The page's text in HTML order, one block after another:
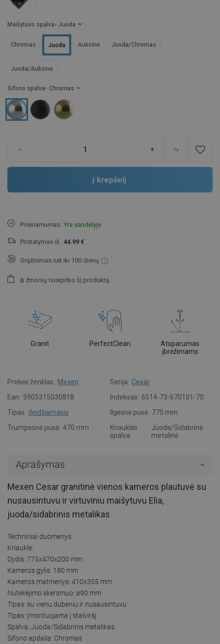
Sifono spalva - Chromas
Maišytuvo spalva - Juoda
Juoda
Chromas Auksinė Juoda/Chromas
Juoda/Auksinė
- + favorite_border
Į krepšelį
Prieinamumas: Yra sandėlyje
Pristatymas iš: 44.99 €
Grąžinimas net iki 100 dienų
0 žmonių nusipirko šį produktą.
Granit PerfectClean
Atsparumas
įbrėžimams
Prekės ženklas: Mexen Serija: Cesar
Ean: 5905315030818 Indeksas: 6514-73-670101-70
Tipas: Įleidžiamasis Ilgesnė pusė: 775 mm
Trumpesnė pusė: 470 mm
Kriauklės
spalva:
Juoda/Sidabrinė
metalinė
Aprašymas
Mexen Cesar granitinė vienos kameros plautuvė su
nusausintuvu ir virtuviniu maišytuvu Elia,
juoda/sidabrinis metalikas
Techniniai duomenys:
Kriauklė:
Dydis: 775x470x200 mm
Kameros gylis: 180 mm
Kameros matmenys: 410x355 mm
Nutekėjimo skersmuo: ø90 mm
Tipas: su vienu dubeniu ir nusausintuvu
Tipas: Įmontuojama į stalviršį
Spalva: Juoda/Sidabrinis metalikas
Sifono apdaila: Chromas